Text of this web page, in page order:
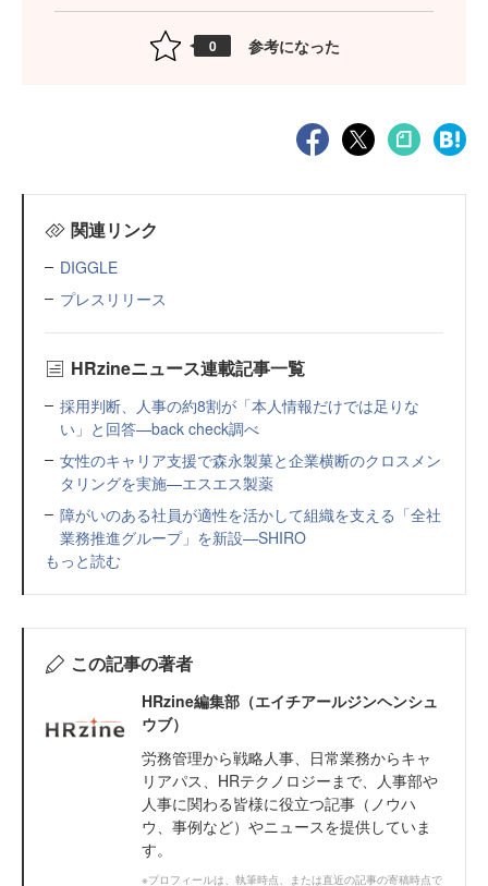
0 参考になった
関連リンク
DIGGLE
プレスリリース
HRzineニュース連載記事一覧
採用判断、人事の約8割が「本人情報だけでは足りな
い」と回答—back check調べ
女性のキャリア支援で森永製菓と企業横断のクロスメン
タリングを実施—エスエス製薬
障がいのある社員が適性を活かして組織を支える「全社
業務推進グループ」を新設—SHIRO
もっと読む
この記事の著者
HRzine編集部（エイチアールジンヘンシュ
ウブ）
労務管理から戦略人事、日常業務からキャ
リアパス、HRテクノロジーまで、人事部や
人事に関わる皆様に役立つ記事（ノウハ
ウ、事例など）やニュースを提供していま
す。
※プロフィールは、執筆時点、または直近の記事の寄稿時点で